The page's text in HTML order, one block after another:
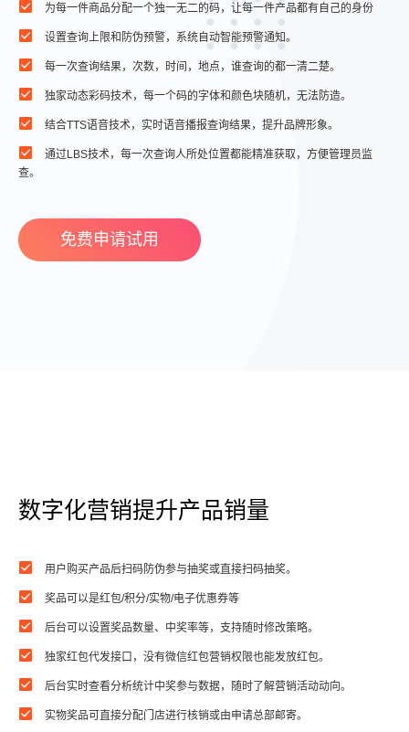
为每一件商品分配一个独一无二的码，让每一件产品都有自己的身份
设置查询上限和防伪预警，系统自动智能预警通知。
每一次查询结果，次数，时间，地点，谁查询的都一清二楚。
独家动态彩码技术，每一个码的字体和颜色块随机，无法防造。
结合TTS语音技术，实时语音播报查询结果，提升品牌形象。
通过LBS技术，每一次查询人所处位置都能精准获取，方便管理员监
查。
免费申请试用
数字化营销提升产品销量
用户购买产品后扫码防伪参与抽奖或直接扫码抽奖。
奖品可以是红包/积分/实物/电子优惠券等
后台可以设置奖品数量、中奖率等，支持随时修改策略。
独家红包代发接口，没有微信红包营销权限也能发放红包。
后台实时查看分析统计中奖参与数据，随时了解营销活动动向。
实物奖品可直接分配门店进行核销或由申请总部邮寄。